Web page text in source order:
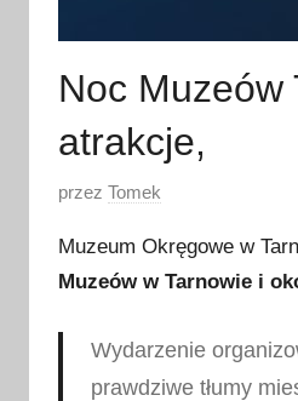
Noc Muzeów
atrakcje,
O
u
b
przez Tomek
Muzeum Okręgowe w
Muzeów w Tarnowie i
Wydarzenie
prawdziwe tłumy